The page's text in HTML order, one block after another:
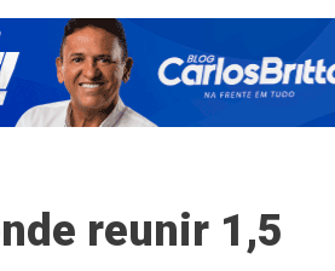
reunir 1,5